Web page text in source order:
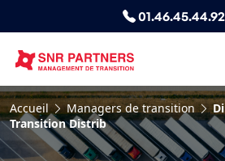
01.46.45.44.92
Accueil Managers de transition
Transition Distrib